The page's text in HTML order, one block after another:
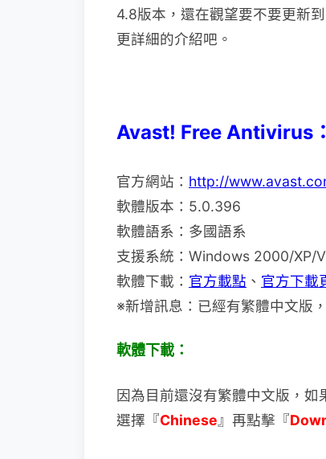
4.8版本，還在觀望要不要更新
更詳細的介紹吧。
Avast! Free Antivirus：
官方網站： http://
軟體版本：5.0.396
軟體語系：多國語系
支援系統：Windows 2000/XP/
軟體下載： 官方載點 、 官方下載
※新增訊息：已經有繁體中文版
軟體下載：
因為目前還沒有繁體中文版，如
選擇『Chinese 』再點擊『